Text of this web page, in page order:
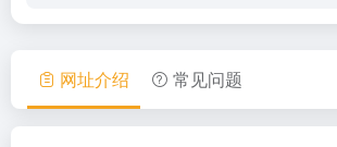
网址介绍 常见问题